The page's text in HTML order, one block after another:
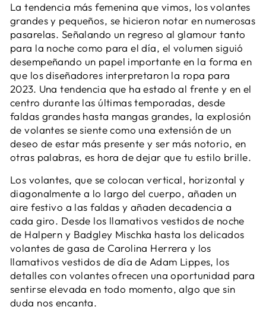
La tendencia más femenina que vimos, los volantes
grandes y pequeños, se hicieron notar en numerosas
pasarelas. Señalando un regreso al glamour tanto
para la noche como para el día, el volumen siguió
desempeñando un papel importante en la forma en
que los diseñadores interpretaron la ropa para
2023. Una tendencia que ha estado al frente y en el
centro durante las últimas temporadas, desde
faldas grandes hasta mangas grandes, la explosión
de volantes se siente como una extensión de un
deseo de estar más presente y ser más notorio, en
otras palabras, es hora de dejar que tu estilo brille.
Los volantes, que se colocan vertical, horizontal y
diagonalmente a lo largo del cuerpo, añaden un
aire festivo a las faldas y añaden decadencia a
cada giro. Desde los llamativos vestidos de noche
de Halpern y Badgley Mischka hasta los delicados
volantes de gasa de Carolina Herrera y los
llamativos vestidos de día de Adam Lippes, los
detalles con volantes ofrecen una oportunidad para
sentirse elevada en todo momento, algo que sin
duda nos encanta.